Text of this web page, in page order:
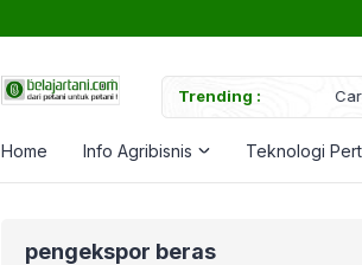
Trending : Cara
Home Info Agribisnis Teknologi
pengekspor beras